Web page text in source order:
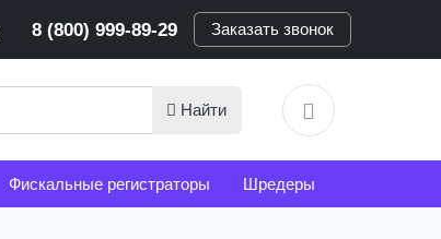
8 (800) 999-89-29 Заказать звонок
Найти
Фискальные регистраторы Шредеры